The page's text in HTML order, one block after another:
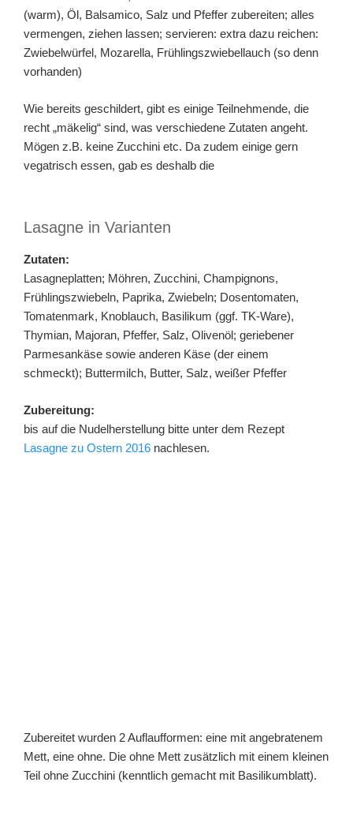
(warm), Öl, Balsamico, Salz und Pfeffer zubereiten; alles
vermengen, ziehen lassen; servieren: extra dazu reichen:
Zwiebelwürfel, Mozarella, Frühlingszwiebellauch (so denn
vorhanden)
Wie bereits geschildert, gibt es einige Teilnehmende, die
recht „mäkelig“ sind, was verschiedene Zutaten angeht.
Mögen z.B. keine Zucchini etc. Da zudem einige gern
vegatrisch essen, gab es deshalb die
Lasagne in Varianten
Zutaten:
Lasagneplatten; Möhren, Zucchini, Champignons,
Frühlingszwiebeln, Paprika, Zwiebeln; Dosentomaten,
Tomatenmark, Knoblauch, Basilikum (ggf. TK-Ware),
Thymian, Majoran, Pfeffer, Salz, Olivenöl; geriebener
Parmesankäse sowie anderen Käse (der einem
schmeckt); Buttermilch, Butter, Salz, weißer Pfeffer
Zubereitung:
bis auf die Nudelherstellung bitte unter dem Rezept
Lasagne zu Ostern 2016 nachlesen.
Zubereitet wurden 2 Auflaufformen: eine mit angebratenem
Mett, eine ohne. Die ohne Mett zusätzlich mit einem kleinen
Teil ohne Zucchini (kenntlich gemacht mit Basilikumblatt).